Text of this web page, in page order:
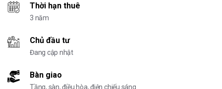
Thời hạn thuê
3 năm
Chủ đầu tư
Đang cập nhật
Bàn giao
Tầng, sàn, điều hòa, điện chiếu sáng